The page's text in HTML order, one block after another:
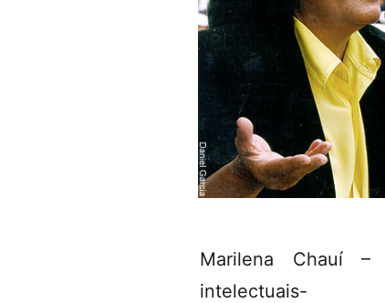
Marilena Chauí
intelectuais-